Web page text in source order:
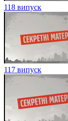
118 випуск
117 випуск